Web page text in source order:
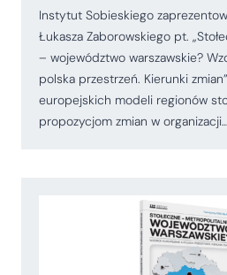
Instytut Sobieskiego
Łukasza Zaborowskiego pt.
– województwo warszawskie?
polska przestrzeń. Kierunki
europejskich modeli regionów
propozycjom zmian w organizacji…